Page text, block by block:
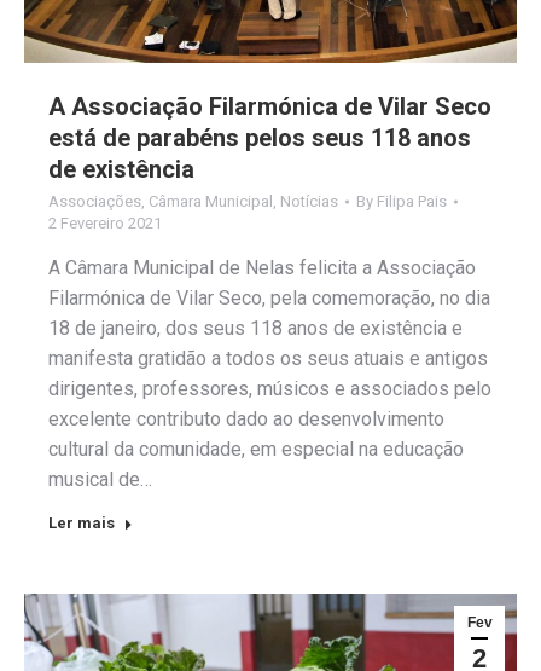
A Associação Filarmónica de Vilar Seco
está de parabéns pelos seus 118 anos
de existência
Associações, Câmara Municipal , Notícias By Filipa Pais
2 Fevereiro 2021
A Câmara Municipal de Nelas felicita a Associação
Filarmónica de Vilar Seco, pela comemoração, no dia
18 de janeiro, dos seus 118 anos de existência e
manifesta gratidão a todos os seus atuais e antigos
dirigentes, professores, músicos e associados pelo
excelente contributo dado ao desenvolvimento
cultural da comunidade, em especial na educação
musical de…
Ler mais
Fev
2